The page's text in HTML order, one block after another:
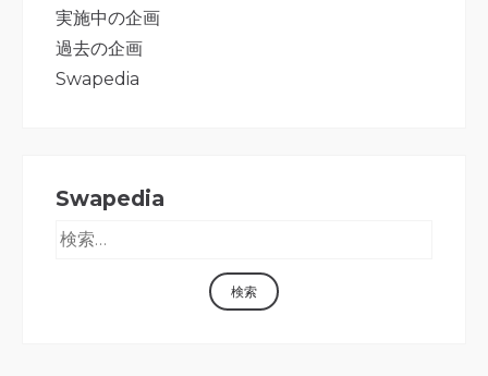
実施中の企画
過去の企画
Swapedia
Swapedia
検索